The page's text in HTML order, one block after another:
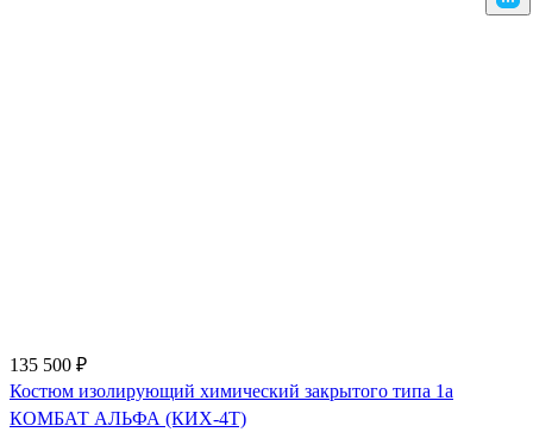
135 500 ₽
Костюм изолирующий химический закрытого типа 1a
КОМБАТ АЛЬФА (КИХ-4Т)